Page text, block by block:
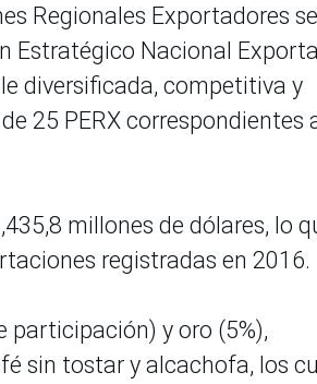
Regionales Exportadores se
Estratégico Nacional
diversificada, competitiva y
25 PERX correspondientes
millones de dólares, lo
registradas en 2016.
participación) y oro (5%),
sin tostar y alcachofa, los